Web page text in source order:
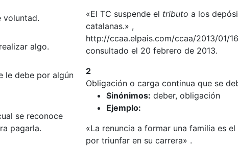
voluntad.
algo.
le debe por algún
se reconoce
pagarla.
«El TC suspende el tributo a los
catalanas.» ,
http://ccaa.elpais.com/ccaa/2013/01/
consultado el 20 febrero de 2013.
2
Obligación o carga continua que se
Sinónimos: deber, obligación
Ejemplo:
«La renuncia a formar una familia es el
por triunfar en su carrera» .